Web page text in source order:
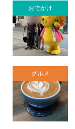
おでかけ
グルメ